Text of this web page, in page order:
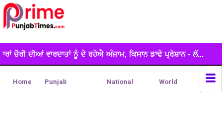
ਦੇ ਰਹੇਐ ਅੰਜਾਮ, ਕਿਸਾਨ ਡਾਢੇ ਪ੍ਰੇਸ਼ਾਨ - ਲੱ... ਬਲਾਕ ਪੱਧਰੀ
Home Punjab National World